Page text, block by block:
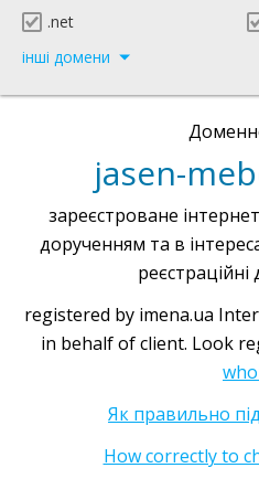
.net
інші домени
jasen-
зареєстроване
дорученням та в
реєстраційні
registered by imena.ua
in behalf of client. Look
Як правильно
How correctly to